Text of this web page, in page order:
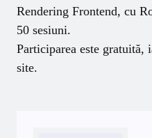
Rendering Frontend, cu
50 sesiuni.
Participarea este gratuită,
site.